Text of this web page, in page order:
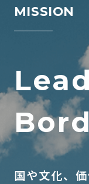
MISSION
Lea
Bor
国や文化、